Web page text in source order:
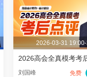
2026-03-31
2026高会全真模考考
刘国峰 免费